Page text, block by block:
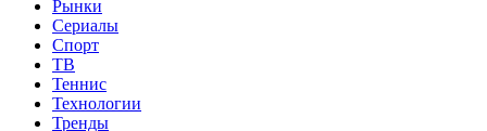
Рынки
Сериалы
Спорт
ТВ
Теннис
Технологии
Тренды